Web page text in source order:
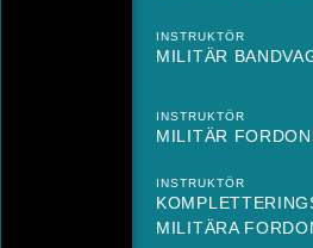
INSTRUKTÖR
MILITÄR
INSTRUKTÖR
MILITÄR
INSTRUKTÖR
MILITÄRA